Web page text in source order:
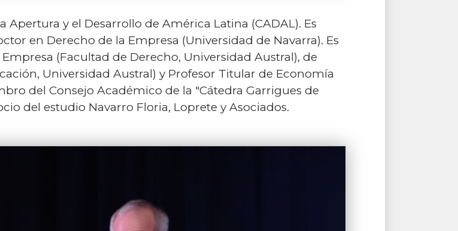
Apertura y el Desarrollo de América Latina (CADAL). Es
en Derecho de la Empresa (Universidad de Navarra). Es
(Facultad de Derecho, Universidad Austral), de
Universidad Austral) y Profesor Titular de Economía
del Consejo Académico de la "Cátedra Garrigues de
del estudio Navarro Floria, Loprete y Asociados.